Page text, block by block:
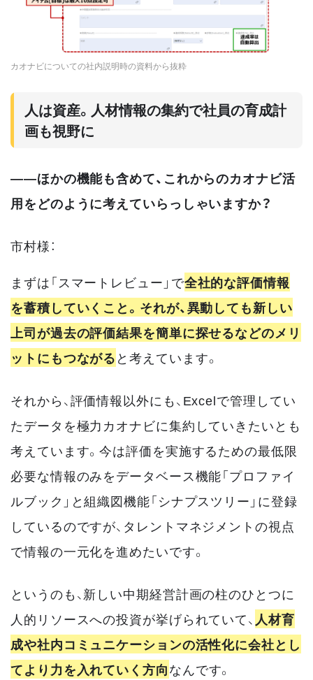
カオナビについての社内説明時の資料から抜粋
人は資産。人材情報の集約で社員の育成計
画も視野に
――ほかの機能も含めて、これからのカオナビ活
用をどのように考えていらっしゃいますか？
市村様：
まずは「スマートレビュー」で全社的な評価情報
を蓄積していくこと。それが、異動しても新しい
上司が過去の評価結果を簡単に探せるなどのメリ
ットにもつながると考えています。
それから、評価情報以外にも、Excelで管理してい
たデータを極力カオナビに集約していきたいとも
考えています。今は評価を実施するための最低限
必要な情報のみをデータベース機能「プロファイ
ルブック」と組織図機能「シナプスツリー」に登録
しているのですが、タレントマネジメントの視点
で情報の一元化を進めたいです。
というのも、新しい中期経営計画の柱のひとつに
人的リソースへの投資が挙げられていて、 人材育
成や社内コミュニケーションの活性化に会社とし
てより力を入れていく方向なんです。